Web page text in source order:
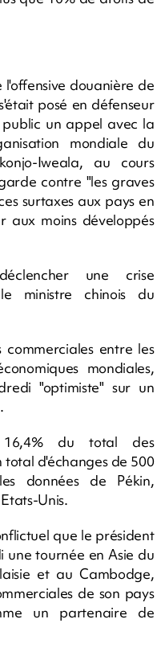
douanière de
posé en défenseur
un appel avec la
mondiale du
Iweala, au cours
contre "les graves
surtaxes aux pays en
aux moins développés
une crise
ministre chinois du
commerciales entre les
mondiales,
"optimiste" sur un
16,4% du total des
total d'échanges de 500
données de Pékin,
Unis.
que le président
une tournée en Asie du
et au Cambodge,
de son pays
un partenaire de